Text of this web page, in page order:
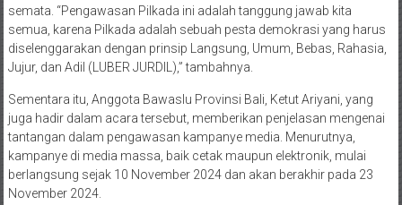
semata. “Pengawasan Pilkada ini adalah tanggung jawab kita
semua, karena Pilkada adalah sebuah pesta demokrasi yang harus
diselenggarakan dengan prinsip Langsung, Umum, Bebas, Rahasia,
Jujur, dan Adil (LUBER JURDIL),” tambahnya.
Sementara itu, Anggota Bawaslu Provinsi Bali, Ketut Ariyani, yang
juga hadir dalam acara tersebut, memberikan penjelasan mengenai
tantangan dalam pengawasan kampanye media. Menurutnya,
kampanye di media massa, baik cetak maupun elektronik, mulai
berlangsung sejak 10 November 2024 dan akan berakhir pada 23
November 2024.